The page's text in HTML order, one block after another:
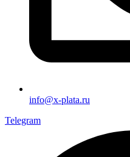
info@x-plata.ru
Telegram